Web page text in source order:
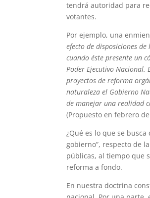
tendrá autoridad para
votantes.
Por ejemplo, una
efecto de disposiciones
cuando éste presente un
Poder Ejecutivo Nacional.
proyectos de reforma
naturaleza el Gobierno
de manejar una realidad
(Propuesto en febrero de
¿Qué es lo que se
gobierno”, respecto de
públicas, al tiempo que
reforma a fondo.
En nuestra doctrina